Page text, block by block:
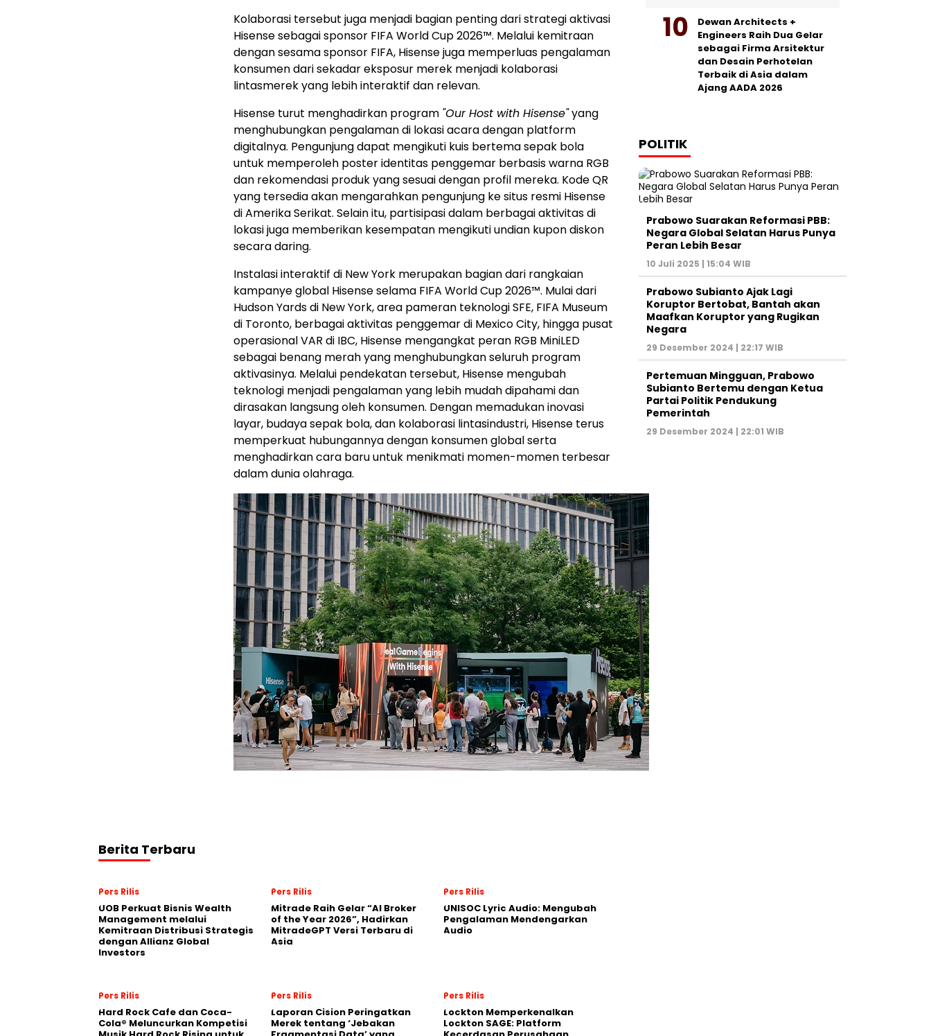
Kolaborasi tersebut juga menjadi bagian penting dari strategi aktivasi
Hisense sebagai sponsor FIFA World Cup 2026™. Melalui kemitraan
dengan sesama sponsor FIFA, Hisense juga memperluas pengalaman
konsumen dari sekadar eksposur merek menjadi kolaborasi
lintasmerek yang lebih interaktif dan relevan.
Hisense turut menghadirkan program "Our Host with Hisense"yang
menghubungkan pengalaman di lokasi acara dengan platform
digitalnya. Pengunjung dapat mengikuti kuis bertema sepak bola
untuk memperoleh poster identitas penggemar berbasis warna RGB
dan rekomendasi produk yang sesuai dengan profil mereka. Kode QR
yang tersedia akan mengarahkan pengunjung ke situs resmi Hisense
di Amerika Serikat. Selain itu, partisipasi dalam berbagai aktivitas di
lokasi juga memberikan kesempatan mengikuti undian kupon diskon
secara daring.
Instalasi interaktif di New York merupakan bagian dari rangkaian
kampanye global Hisense selama FIFA World Cup 2026™. Mulai dari
Hudson Yards di New York, area pameran teknologi SFE, FIFA Museum
di Toronto, berbagai aktivitas penggemar di Mexico City, hingga pusat
operasional VAR di IBC, Hisense mengangkat peran RGB MiniLED
sebagai benang merah yang menghubungkan seluruh program
aktivasinya. Melalui pendekatan tersebut, Hisense mengubah
teknologi menjadi pengalaman yang lebih mudah dipahami dan
dirasakan langsung oleh konsumen. Dengan memadukan inovasi
layar, budaya sepak bola, dan kolaborasi lintasindustri, Hisense terus
memperkuat hubungannya dengan konsumen global serta
menghadirkan cara baru untuk menikmati momen-momen terbesar
dalam dunia olahraga.
Berita Terbaru
Pers Rilis
UOB Perkuat Bisnis Wealth
Management melalui
Kemitraan Distribusi Strategis
dengan Allianz Global
Investors
Pers Rilis
Mitrade Raih Gelar “AI Broker
of the Year 2026”, Hadirkan
MitradeGPT Versi Terbaru di
Asia
Pers Rilis
UNISOC Lyric Audio: Mengubah
Pengalaman Mendengarkan
Audio
Pers Rilis
Hard Rock Cafe dan Coca-
Cola® Meluncurkan Kompetisi
Pers Rilis
Laporan Cision Peringatkan
Merek tentang ‘Jebakan
Pers Rilis
Lockton Memperkenalkan
Lockton SAGE: Platform
Dewan Architects +
Engineers Raih Dua Gelar
sebagai Firma Arsitektur
dan Desain Perhotelan
Terbaik di Asia dalam
Ajang AADA 2026
POLITIK
Prabowo Suarakan Reformasi PBB:
Negara Global Selatan Harus Punya
Peran Lebih Besar
10 Juli 2025 | 15:04 WIB
Prabowo Subianto Ajak Lagi
Koruptor Bertobat, Bantah akan
Maafkan Koruptor yang Rugikan
Negara
29 Desember 2024 | 22:17 WIB
Pertemuan Mingguan, Prabowo
Subianto Bertemu dengan Ketua
Partai Politik Pendukung
Pemerintah
29 Desember 2024 | 22:01 WIB